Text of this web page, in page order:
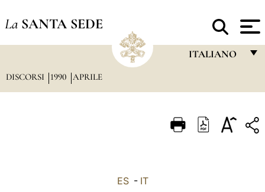
La SANTA SEDE
ITALIANO
ITALIANO
DISCORSI 1990 APRILE
ES- IT